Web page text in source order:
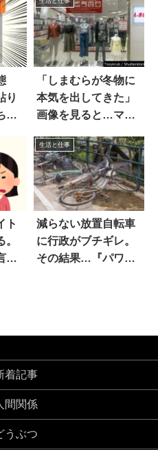
り
ゃ
「しまむらが冬物に
本気を出してきた」
画像を見ると…マジ
ト
う
生活と仕事
減らない放置自転車
に行政がブチギレ。
その結果…『パワー
着記事
間関係
うぶつ